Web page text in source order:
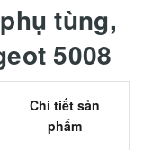
tùng,
5008
Chi tiết sản
phẩm